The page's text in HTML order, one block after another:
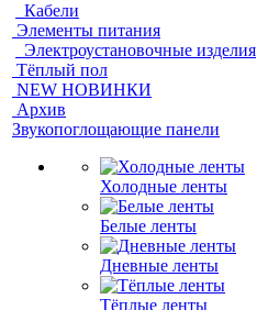
Кабели
Элементы питания
Электроустановочные изделия
Тёплый пол
NEW НОВИНКИ
Архив
Звукопоглощающие панели
Холодные ленты
Белые ленты
Дневные ленты
Тёплые ленты